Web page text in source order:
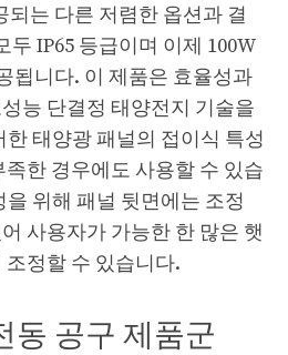
는 다른 저렴한 옵션과 결
두 IP65 등급이며 이제 100W
됩니다. 이 제품은 효율성과
능 단결정 태양전지 기술을
태양광 패널의 접이식 특성
한 경우에도 사용할 수 있습
위해 패널 뒷면에는 조정
사용자가 가능한 한 많은 햇
정할 수 있습니다.
동 공구 제품군